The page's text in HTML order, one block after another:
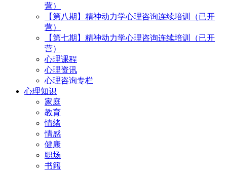
营）
【第八期】精神动力学心理咨询连续培训（已开
营）
【第七期】精神动力学心理咨询连续培训（已开
营）
心理课程
心理资讯
心理咨询专栏
心理知识
家庭
教育
情绪
情感
健康
职场
书籍